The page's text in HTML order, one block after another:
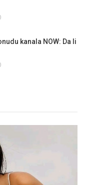
kanala NOW: Da li